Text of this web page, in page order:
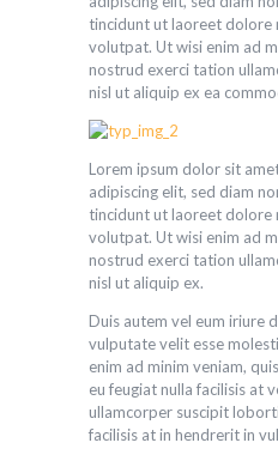
tincidunt ut laoreet dolore
volutpat. Ut wisi enim ad
nostrud exerci tation
nisl ut aliquip ex ea
Lorem ipsum dolor sit
adipiscing elit, sed diam
tincidunt ut laoreet dolore
volutpat. Ut wisi enim ad
nostrud exerci tation
nisl ut aliquip ex.
Duis autem vel eum iriure
vulputate velit esse
enim ad minim veniam,
eu feugiat nulla facilisis at
ullamcorper suscipit
facilisis at in hendrerit in